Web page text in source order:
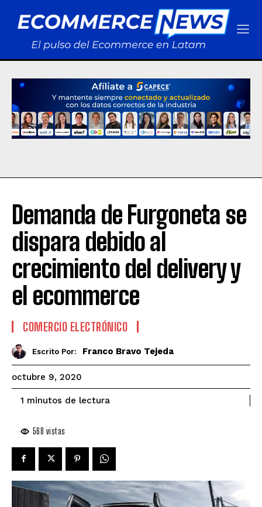
Demanda de Furgoneta se
dispara debido al
crecimiento del delivery y
el ecommerce
COMERCIO ELECTRÓNICO
Escrito Por: Franco Bravo Tejeda
octubre 9, 2020
1 minutos de lectura
568 vistas